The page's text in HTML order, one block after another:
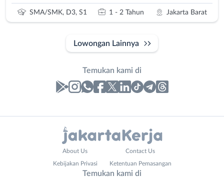
SMA/SMK, D3, S1 1 - 2 Tahun Jakarta Barat
Lowongan Lainnya
Temukan kami di
About Us Contact Us
Kebijakan Privasi Ketentuan Pemasangan
Temukan kami di